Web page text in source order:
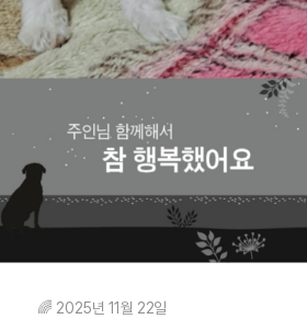
🌈 2025년 11월 22일